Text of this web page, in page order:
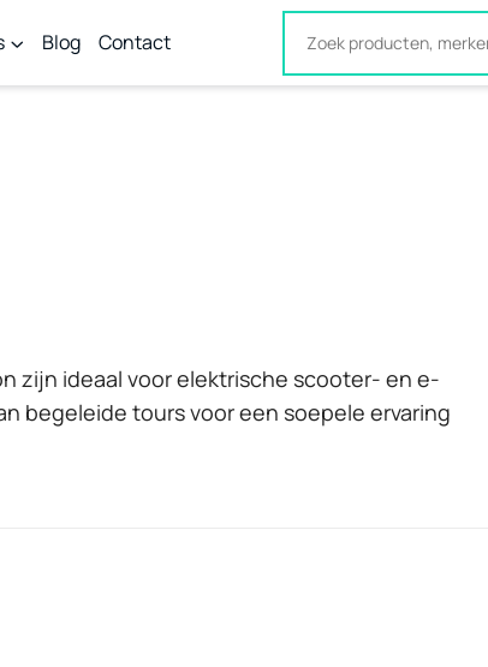
Blog Contact
zijn ideaal voor elektrische scooter- en e-
begeleide tours voor een soepele ervaring